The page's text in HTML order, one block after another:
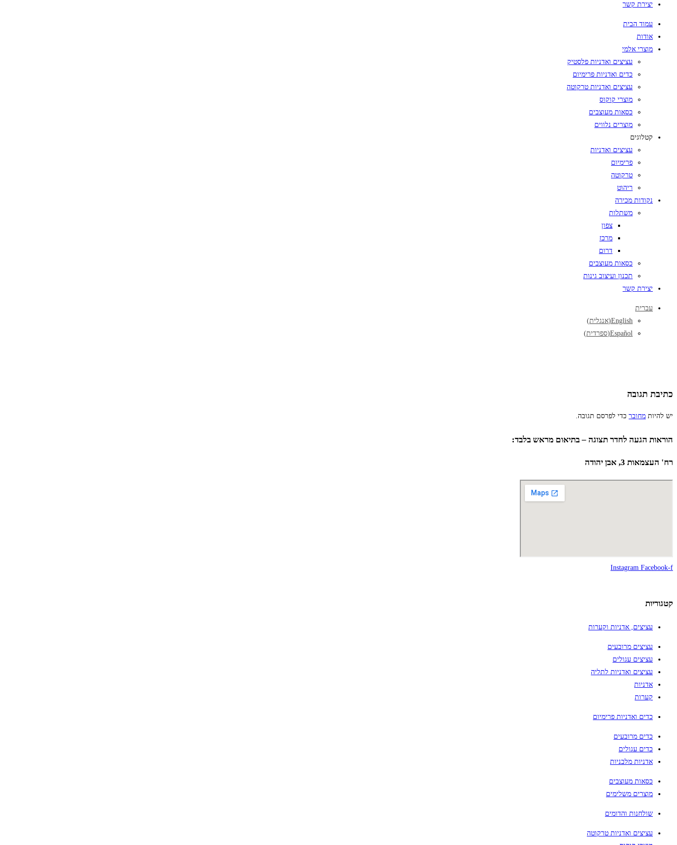
יצירת קשר
עמוד הבית
אודות
מוצרי אלמי
עציצים ואדניות פלסטיק
כדים ואדניות פרימיום
עציצים ואדניות טרקוטה
מוצרי קוקוס
כסאות מעוצבים
מוצרים נלווים
קטלוגים
עציצים ואדניות
פרימיום
טרקוטה
ריהוט
נקודות מכירה
משתלות
צפון
מרכז
דרום
כסאות מעוצבים
תכנון ועיצוב גינות
יצירת קשר
עברית
English
(אנגלית)
Español
(ספרדית)
כתיבת תגובה
יש להיות מחובר כדי לפרסם תגובה.
הוראות הגעה לחדר תצוגה – בתיאום מראש בלבד:
רח' העצמאות 3, אבן יהודה
Instagram Facebook-f
קטגוריות
עציצים, אדניות וקערות
עציצים מרובעים
עציצים עגולים
עציצים ואדניות לתליה
אדניות
קערות
כדים ואדניות פרימיום
כדים מרובעים
כדים עגולים
אדניות מלבניות
כסאות מעוצבים
מוצרים משלימים
שולחנות והדומים
עציצים ואדניות טרקוטה